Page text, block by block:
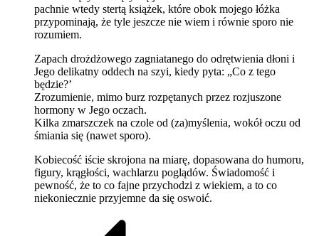
pachnie wtedy stertą książek, które obok mojego łóżka
przypominają, że tyle jeszcze nie wiem i równie sporo nie
rozumiem.
Zapach drożdżowego zagniatanego do odrętwienia dłoni i
Jego delikatny oddech na szyi, kiedy pyta: „Co z tego
będzie?’
Zrozumienie, mimo burz rozpętanych przez rozjuszone
hormony w Jego oczach.
Kilka zmarszczek na czole od (za)myślenia, wokół oczu od
śmiania się (nawet sporo).
Kobiecość iście skrojona na miarę, dopasowana do humoru,
figury, krągłości, wachlarzu poglądów. Świadomość i
pewność, że to co fajne przychodzi z wiekiem, a to co
niekoniecznie przyjemne da się oswoić.